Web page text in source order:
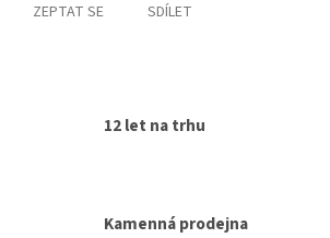
ZEPTAT SE SDÍLET
12 let na trhu
Kamenná prodejna